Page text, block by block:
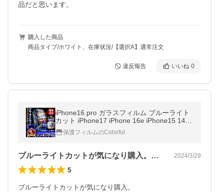
品だと思います。
購入した商品
商品タイプ/ホワイト、在庫状況/【選択A】通常注文
違反報告 いいね 0
iPhone16 pro ガラスフィルム ブルーライト
カット iPhone17 iPhone 16e iPhone15 14pr
o 16pro max 13 pro 12 SE3 iPhone11 XR 11
pro 15pro max フィルム
保護フィルムのColorful
ブルーライトカットが気になり購入。画面… 2024/3/29
5
ブルーライトカットが気になり購入。